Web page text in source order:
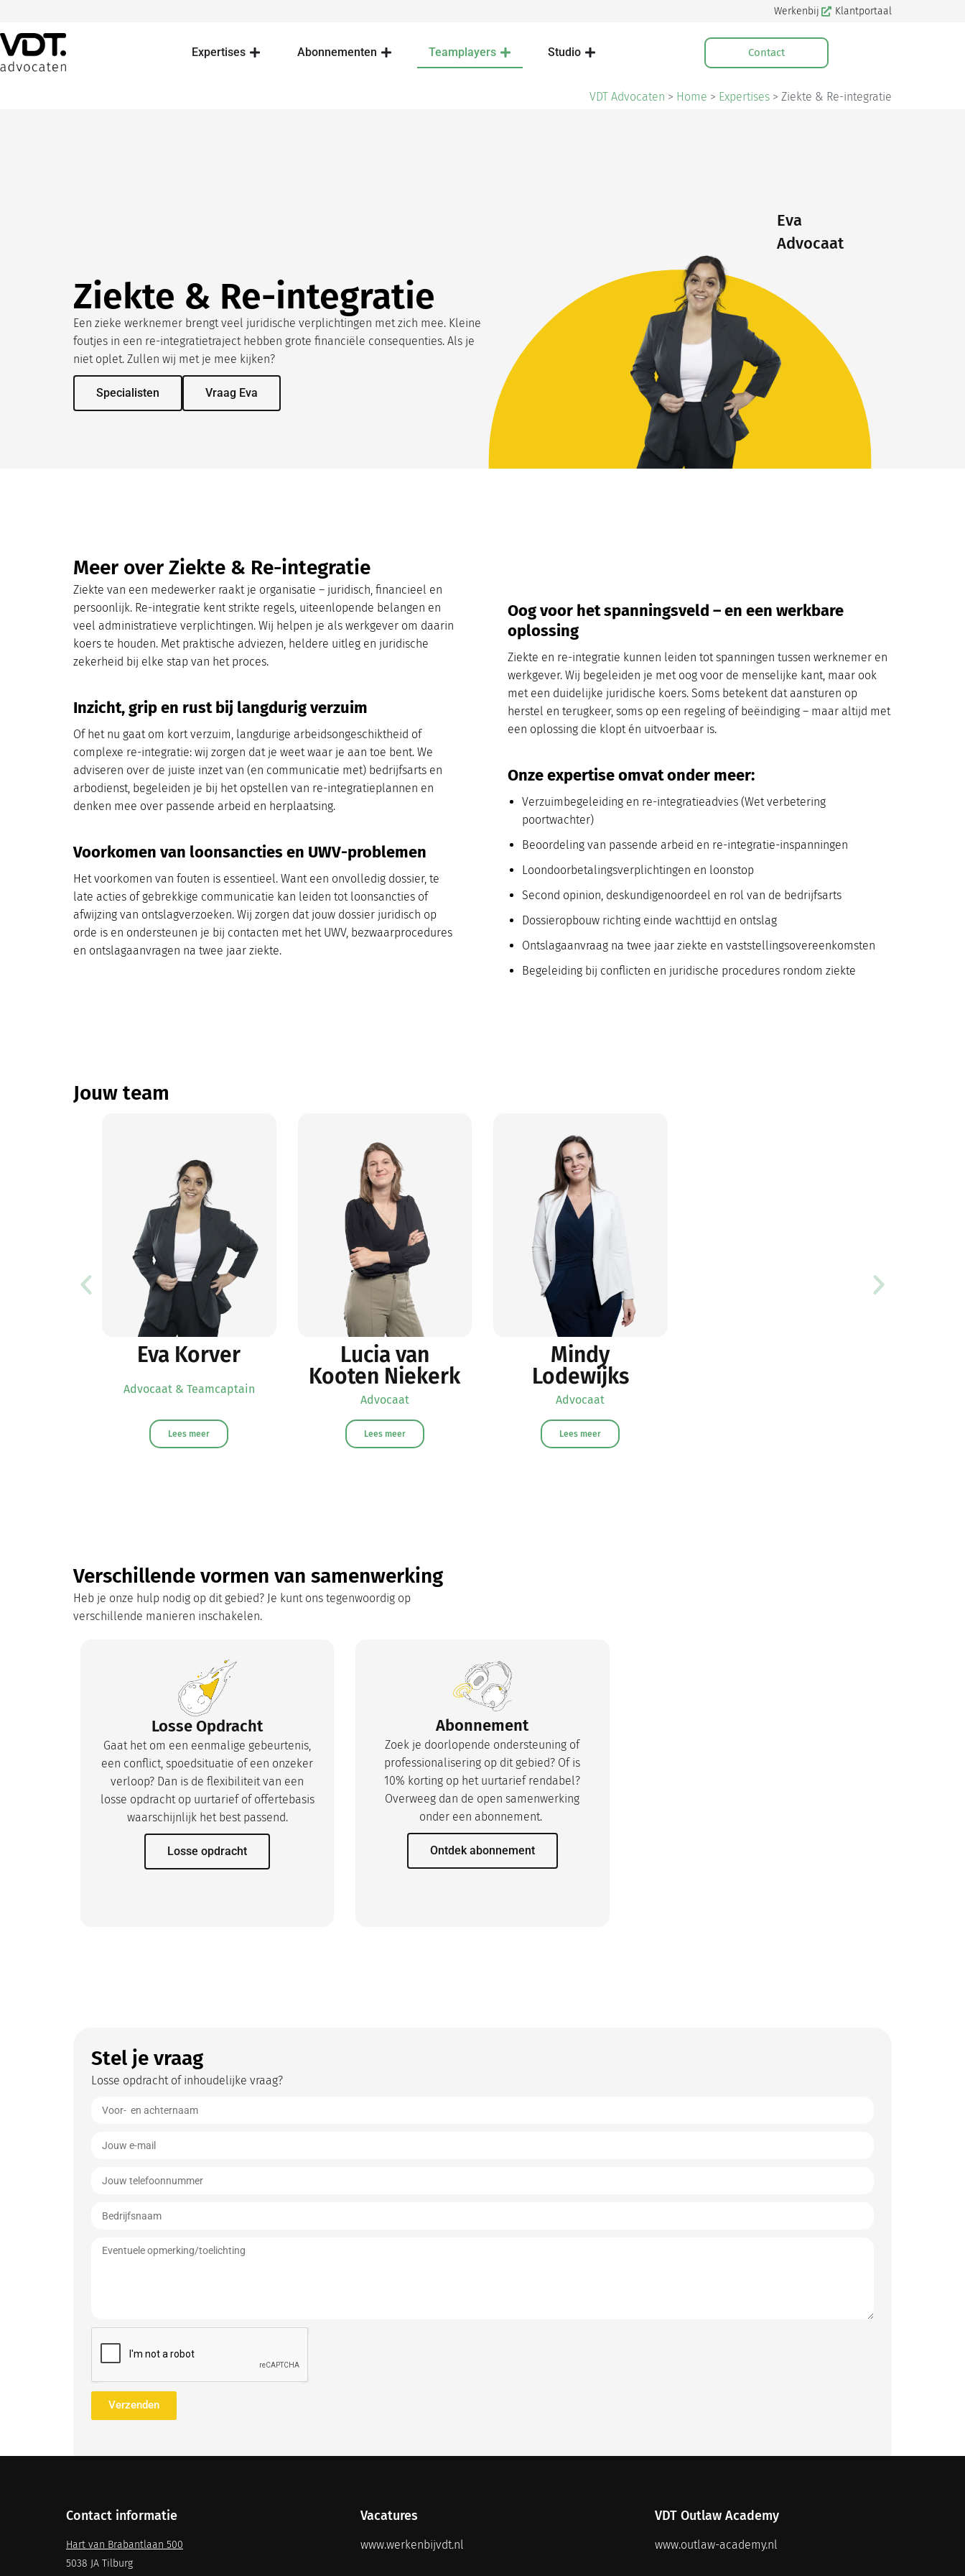
Werkenbij Klantportaal
Expertises Abonnementen Teamplayers Studio Contact
VDT Advocaten > Home > Expertises > Ziekte & Re-integratie
Ziekte & Re-integratie
Een zieke werknemer brengt veel juridische verplichtingen met zich mee. Kleine
foutjes in een re-integratietraject hebben grote financiële consequenties. Als je
niet oplet. Zullen wij met je mee kijken?
Specialisten Vraag Eva
Eva
Advocaat
Meer over Ziekte & Re-integratie
Ziekte van een medewerker raakt je organisatie – juridisch, financieel en
persoonlijk. Re-integratie kent strikte regels, uiteenlopende belangen en
veel administratieve verplichtingen. Wij helpen je als werkgever om daarin
koers te houden. Met praktische adviezen, heldere uitleg en juridische
zekerheid bij elke stap van het proces.
Inzicht, grip en rust bij langdurig verzuim
Of het nu gaat om kort verzuim, langdurige arbeidsongeschiktheid of
complexe re-integratie: wij zorgen dat je weet waar je aan toe bent. We
adviseren over de juiste inzet van (en communicatie met) bedrijfsarts en
arbodienst, begeleiden je bij het opstellen van re-integratieplannen en
denken mee over passende arbeid en herplaatsing.
Voorkomen van loonsancties en UWV-problemen
Het voorkomen van fouten is essentieel. Want een onvolledig dossier, te
late acties of gebrekkige communicatie kan leiden tot loonsancties of
afwijzing van ontslagverzoeken. Wij zorgen dat jouw dossier juridisch op
orde is en ondersteunen je bij contacten met het UWV, bezwaarprocedures
en ontslagaanvragen na twee jaar ziekte.
Oog voor het spanningsveld – en een werkbare
oplossing
Ziekte en re-integratie kunnen leiden tot spanningen tussen werknemer en
werkgever. Wij begeleiden je met oog voor de menselijke kant, maar ook
met een duidelijke juridische koers. Soms betekent dat aansturen op
herstel en terugkeer, soms op een regeling of beëindiging – maar altijd met
een oplossing die klopt én uitvoerbaar is.
Onze expertise omvat onder meer:
Verzuimbegeleiding en re-integratieadvies (Wet verbetering
poortwachter)
Beoordeling van passende arbeid en re-integratie-inspanningen
Loondoorbetalingsverplichtingen en loonstop
Second opinion, deskundigenoordeel en rol van de bedrijfsarts
Dossieropbouw richting einde wachttijd en ontslag
Ontslagaanvraag na twee jaar ziekte en vaststellingsovereenkomsten
Begeleiding bij conflicten en juridische procedures rondom ziekte
Jouw team
Eva Korver
Advocaat & Teamcaptain
Lees meer
Lucia van
Kooten Niekerk
Advocaat
Lees meer
Mindy
Lodewijks
Advocaat
Lees meer
Verschillende vormen van samenwerking
Heb je onze hulp nodig op dit gebied? Je kunt ons tegenwoordig op
verschillende manieren inschakelen.
Losse Opdracht
Gaat het om een eenmalige gebeurtenis,
een conflict, spoedsituatie of een onzeker
verloop? Dan is de flexibiliteit van een
losse opdracht op uurtarief of offertebasis
waarschijnlijk het best passend.
Losse opdracht
Abonnement
Zoek je doorlopende ondersteuning of
professionalisering op dit gebied? Of is
10% korting op het uurtarief rendabel?
Overweeg dan de open samenwerking
onder een abonnement.
Ontdek abonnement
Stel je vraag
Losse opdracht of inhoudelijke vraag?
Verzenden
Contact informatie
Hart van Brabantlaan 500
5038 JA Tilburg
Vacatures
www.werkenbijvdt.nl
VDT Outlaw Academy
www.outlaw-academy.nl